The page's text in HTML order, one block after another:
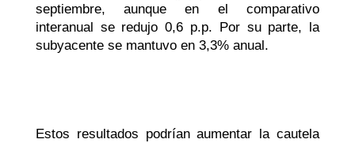
septiembre, aunque en el comparativo
interanual se redujo 0,6 p.p. Por su parte, la
subyacente se mantuvo en 3,3% anual.
Estos resultados podrían aumentar la cautela